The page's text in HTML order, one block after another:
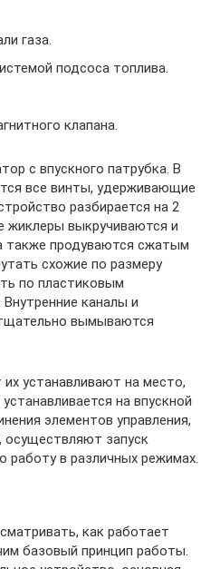
газа.
подсоса топлива.
клапана.
с впускного патрубка. В
все винты, удерживающие
разбирается на 2
жиклеры выкручиваются и
также продуваются сжатым
схожие по размеру
по пластиковым
каналы и
вымываются
устанавливают на место,
на впускной
элементов управления,
осуществляют запуск
работу в различных режимах.
как работает
базовый принцип работы.